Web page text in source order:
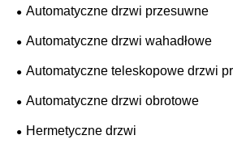
Automatyczne drzwi przesuwne
Automatyczne drzwi wahadłowe
Automatyczne teleskopowe drzwi
Automatyczne drzwi obrotowe
Hermetyczne drzwi